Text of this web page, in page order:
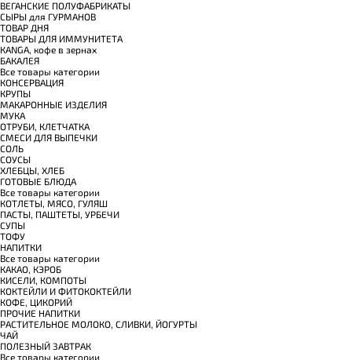
ВЕГАНСКИЕ ПОЛУФАБРИКАТЫ
СЫРЫ для ГУРМАНОВ
TОВАР ДНЯ
TОВАРЫ ДЛЯ ИММУНИТЕТА
КANGA, кофе в зернах
БАКАЛЕЯ
Все товары категории
КОНСЕРВАЦИЯ
КРУПЫ
МАКАРОННЫЕ ИЗДЕЛИЯ
МУКА
ОТРУБИ, КЛЕТЧАТКА
СМЕСИ ДЛЯ ВЫПЕЧКИ
СОЛЬ
СОУСЫ
ХЛЕБЦЫ, ХЛЕБ
ГОТОВЫЕ БЛЮДА
Все товары категории
КОТЛЕТЫ, МЯСО, ГУЛЯШ
ПАСТЫ, ПАШТЕТЫ, УРБЕЧИ
СУПЫ
ТОФУ
НАПИТКИ
Все товары категории
КАКАО, КЭРОБ
КИСЕЛИ, КОМПОТЫ
КОКТЕЙЛИ И ФИТОКОКТЕЙЛИ
КОФЕ, ЦИКОРИЙ
ПРОЧИЕ НАПИТКИ
РАСТИТЕЛЬНОЕ МОЛОКО, СЛИВКИ, ЙОГУРТЫ
ЧАЙ
ПОЛЕЗНЫЙ ЗАВТРАК
Все товары категории